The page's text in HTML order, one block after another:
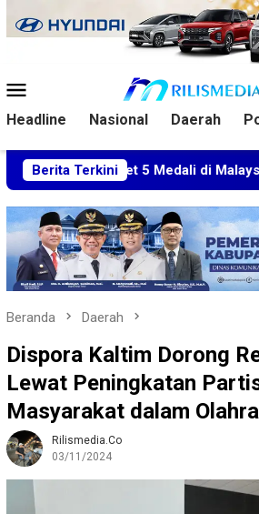
ke
Mobile
Headline Nasional Daerah
Berita Terkini
Sabet 5 Medali di Malaysia Open 2026
Beranda Daerah
Dispora Kaltim Dorong
Lewat Peningkatan
Masyarakat dalam
Rilismedia.co
03/11/2024